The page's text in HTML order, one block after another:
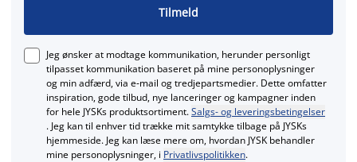
Tilmeld
Jeg ønsker at modtage kommunikation, herunder personligt
tilpasset kommunikation baseret på mine personoplysninger
og min adfærd, via e‑mail og tredjepartsmedier. Dette omfatter
inspiration, gode tilbud, nye lanceringer og kampagner inden
for hele JYSKs produktsortiment.Salgs- og leveringsbetingelser
. Jeg kan til enhver tid trække mit samtykke tilbage på JYSKs
hjemmeside. Jeg kan læse mere om, hvordan JYSK behandler
mine personoplysninger, i Privatlivspolitikken.